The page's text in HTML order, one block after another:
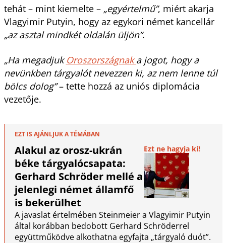
tehát – mint kiemelte –„egyértelmű”, miért akarja
Vlagyimir Putyin, hogy az egykori német kancellár
„az asztal mindkét oldalán üljön”.
„Ha megadjuk Oroszországnaka jogot, hogy a
nevünkben tárgyalót nevezzen ki, az nem lenne túl
bölcs dolog”– tette hozzá az uniós diplomácia
vezetője.
EZT IS AJÁNLJUK A TÉMÁBAN
Alakul az orosz-ukrán
béke tárgyalócsapata:
Gerhard Schröder mellé a
jelenlegi német államfő
is bekerülhet
Ezt ne hagyja ki!
A javaslat értelmében Steinmeier a Vlagyimir Putyin
által korábban bedobott Gerhard Schröderrel
együttműködve alkothatna egyfajta „tárgyaló duót”.